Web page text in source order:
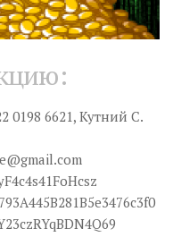
0198 6621, Кутний С.